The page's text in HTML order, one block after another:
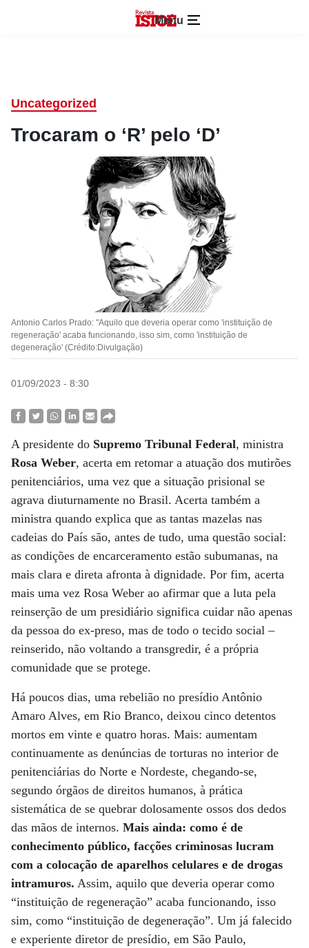
Menu
Uncategorized
Trocaram o ‘R’ pelo ‘D’
Antonio Carlos Prado: "Aquilo que deveria operar como 'instituição de
regeneração' acaba funcionando, isso sim, como 'instituição de
degeneração' (Crédito:Divulgação)
01/09/2023 - 8:30
A presidente do Supremo Tribunal Federal, ministra
Rosa Weber, acerta em retomar a atuação dos mutirões
penitenciários, uma vez que a situação prisional se
agrava diuturnamente no Brasil. Acerta também a
ministra quando explica que as tantas mazelas nas
cadeias do País são, antes de tudo, uma questão social:
as condições de encarceramento estão subumanas, na
mais clara e direta afronta à dignidade. Por fim, acerta
mais uma vez Rosa Weber ao afirmar que a luta pela
reinserção de um presidiário significa cuidar não apenas
da pessoa do ex-preso, mas de todo o tecido social –
reinserido, não voltando a transgredir, é a própria
comunidade que se protege.
Há poucos dias, uma rebelião no presídio Antônio
Amaro Alves, em Rio Branco, deixou cinco detentos
mortos em vinte e quatro horas. Mais: aumentam
continuamente as denúncias de torturas no interior de
penitenciárias do Norte e Nordeste, chegando-se,
segundo órgãos de direitos humanos, à prática
sistemática de se quebrar dolosamente ossos dos dedos
das mãos de internos. Mais ainda: como é de
conhecimento público, facções criminosas lucram
com a colocação de aparelhos celulares e de drogas
intramuros. Assim, aquilo que deveria operar como
“instituição de regeneração” acaba funcionando, isso
sim, como “instituição de degeneração”. Um já falecido
e experiente diretor de presídio, em São Paulo,